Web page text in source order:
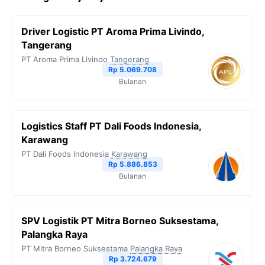
Driver Logistic PT Aroma Prima Livindo,
Tangerang
PT Aroma Prima Livindo Tangerang
Rp 5.069.708
Bulanan
Logistics Staff PT Dali Foods Indonesia,
Karawang
PT Dali Foods Indonesia Karawang
Rp 5.886.853
Bulanan
SPV Logistik PT Mitra Borneo Suksestama,
Palangka Raya
PT Mitra Borneo Suksestama Palangka Raya
Rp 3.724.679